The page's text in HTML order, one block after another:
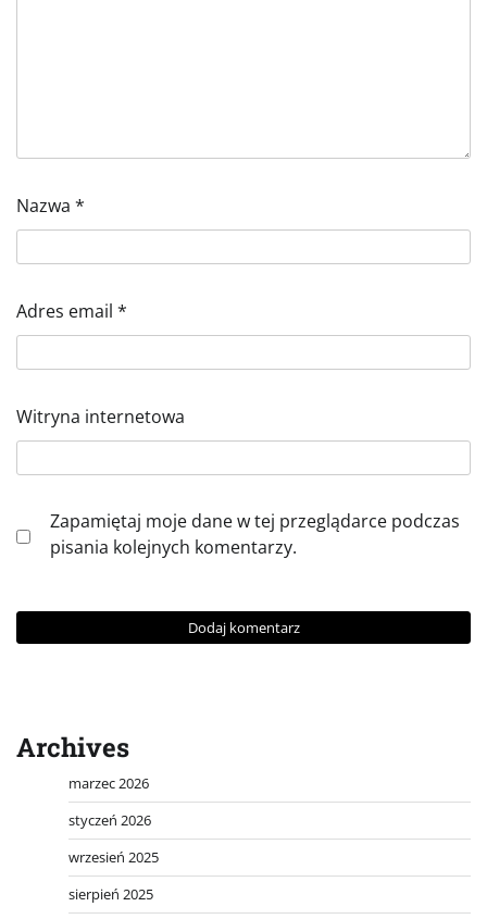
Nazwa *
Adres email *
Witryna internetowa
Zapamiętaj moje dane w tej przeglądarce podczas
pisania kolejnych komentarzy.
Archives
marzec 2026
styczeń 2026
wrzesień 2025
sierpień 2025